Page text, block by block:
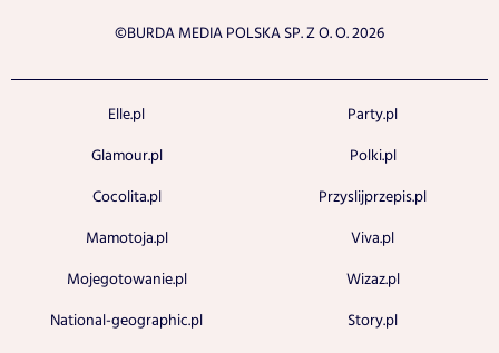
©BURDA MEDIA POLSKA SP. Z O. O. 2026
Elle.pl
Glamour.pl
Cocolita.pl
Mamotoja.pl
Mojegotowanie.pl
National-geographic.pl
Party.pl
Polki.pl
Przyslijprzepis.pl
Viva.pl
Wizaz.pl
Story.pl